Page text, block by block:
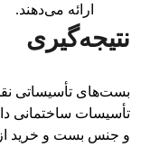
ارائه می‌دهند.
نتیجه‌گیری
بست‌های تأسیساتی
تأسیسات ساختمانی
و جنس بست و خرید از